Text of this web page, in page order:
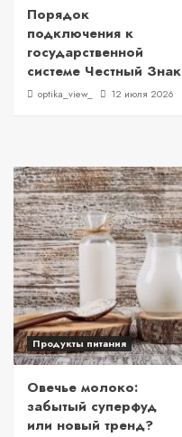
Порядок
подключения к
государственной
системе Честный Знак
optika_view_ 12 июля 2026
Продукты питания
Овечье молоко:
забытый суперфуд
или новый тренд?